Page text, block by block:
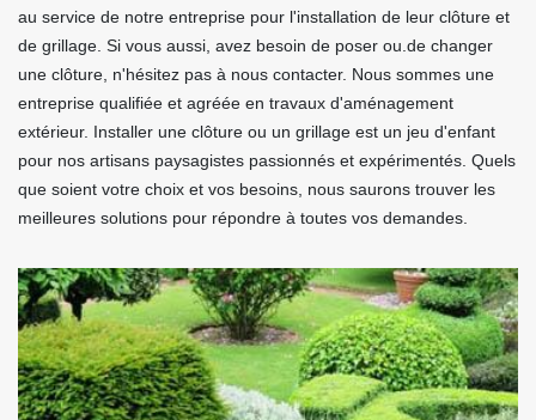
au service de notre entreprise pour l'installation de leur clôture et
de grillage. Si vous aussi, avez besoin de poser ou.de changer
une clôture, n'hésitez pas à nous contacter. Nous sommes une
entreprise qualifiée et agréée en travaux d'aménagement
extérieur. Installer une clôture ou un grillage est un jeu d'enfant
pour nos artisans paysagistes passionnés et expérimentés. Quels
que soient votre choix et vos besoins, nous saurons trouver les
meilleures solutions pour répondre à toutes vos demandes.